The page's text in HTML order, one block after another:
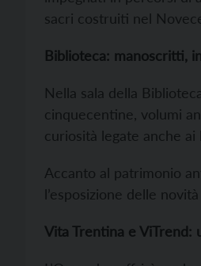
sacri costruiti nel
Biblioteca: manoscritti,
Nella sala della
cinquecentine, volumi
curiosità legate anche
Accanto al patrimonio
l’esposizione delle
Vita Trentina e